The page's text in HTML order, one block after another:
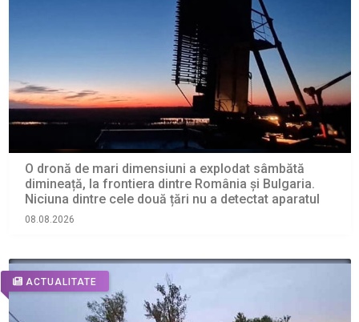
O dronă de mari dimensiuni a explodat sâmbătă
dimineață, la frontiera dintre România și Bulgaria.
Niciuna dintre cele două țări nu a detectat aparatul
08.08.2026
ACTUALITATE